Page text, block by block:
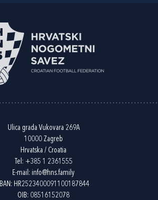
Ulica grada Vukovara 269A
10000 Zagreb
Hrvatska / Croatia
Tel: +385 1 2361555
E-mail: info@hns.family
IBAN: HR2523400091100187844
OIB: 08516152078